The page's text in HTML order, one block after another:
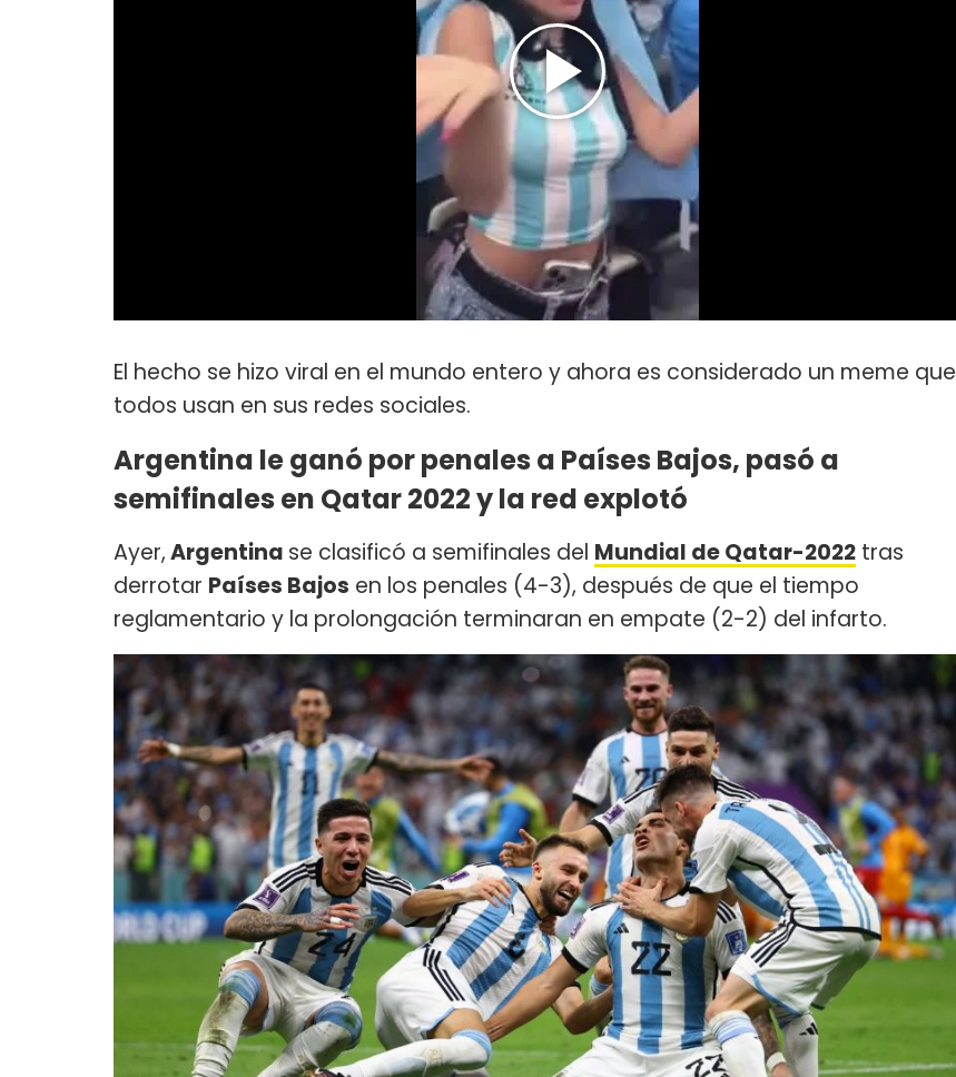
El hecho se hizo viral en el mundo entero y ahora es considerado un meme que
todos usan en sus redes sociales.
Argentina le ganó por penales a Países Bajos, pasó a
semifinales en Qatar 2022 y la red explotó
Ayer,Argentina se clasificó a semifinales del Mundial de Qatar-2022 tras
derrotar Países Bajos en los penales (4-3), después de que el tiempo
reglamentario y la prolongación terminaran en empate (2-2) del infarto.